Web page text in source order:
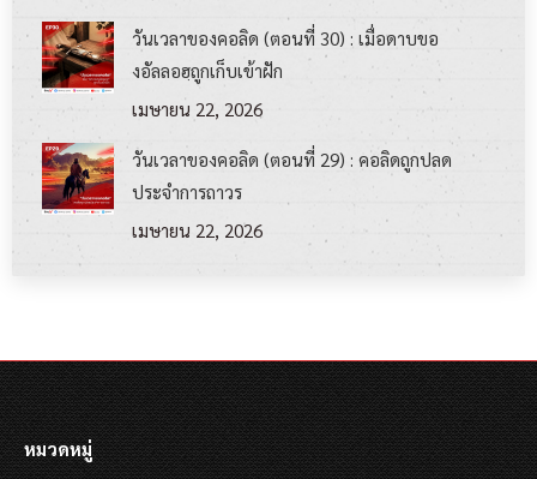
วันเวลาของคอลิด (ตอนที่ 30) : เมื่อดาบขอ
งอัลลอฮฺถูกเก็บเข้าฝัก
เมษายน 22, 2026
วันเวลาของคอลิด (ตอนที่ 29) : คอลิดถูกปลด
ประจำการถาวร
เมษายน 22, 2026
หมวดหมู่